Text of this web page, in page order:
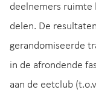
deelnemers ruimte
delen. De
gerandomiseerde
in de afrondende
aan de eetclub